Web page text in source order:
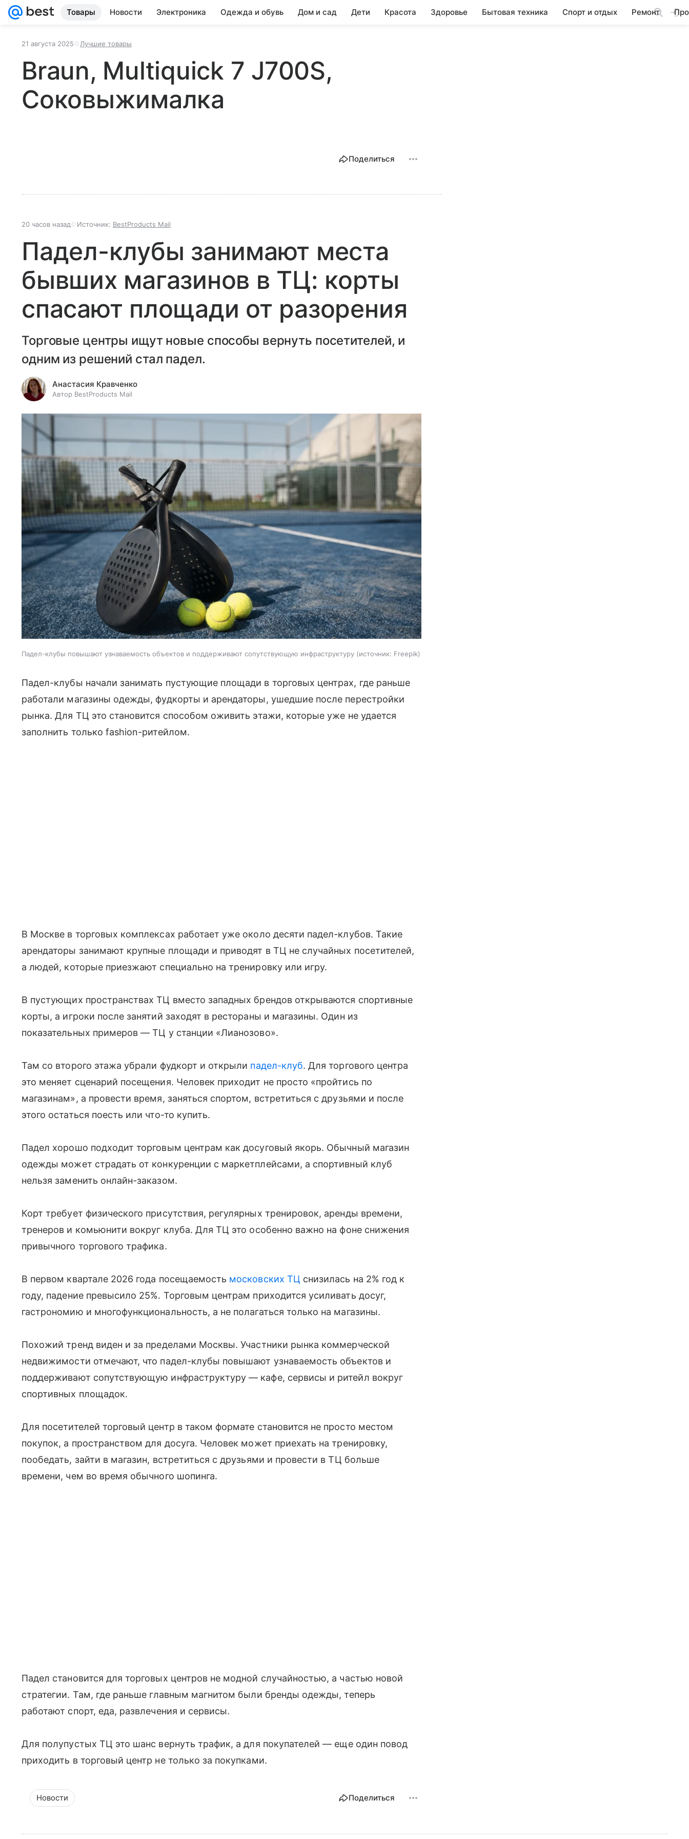
Товары Новости Электроника Одежда и обувь Дом и сад Дети Красота Здоровье Бытовая техника Спорт и отдых Ремонт
21 августа 2025 Лучшие товары
Braun, Multiquick 7 J700S,
Соковыжималка
Поделиться
20 часов назад Источник: BestProducts Mail
Падел-клубы занимают места
бывших магазинов в ТЦ: корты
спасают площади от разорения
Торговые центры ищут новые способы вернуть посетителей, и
одним из решений стал падел.
Анастасия Кравченко
Автор BestProducts Mail
Падел-клубы повышают узнаваемость объектов и поддерживают сопутствующую инфраструктуру источник: Freepik
Падел-клубы начали занимать пустующие площади в торговых центрах, где раньше
работали магазины одежды, фудкорты и арендаторы, ушедшие после перестройки
рынка. Для ТЦ это становится способом оживить этажи, которые уже не удается
заполнить только fashion-ритейлом.
В Москве в торговых комплексах работает уже около десяти падел-клубов. Такие
арендаторы занимают крупные площади и приводят в ТЦ не случайных посетителей,
а людей, которые приезжают специально на тренировку или игру.
В пустующих пространствах ТЦ вместо западных брендов открываются спортивные
корты, а игроки после занятий заходят в рестораны и магазины. Один из
показательных примеров — ТЦ у станции «Лианозово».
Там со второго этажа убрали фудкорт и открыли падел-клуб. Для торгового центра
это меняет сценарий посещения. Человек приходит не просто «пройтись по
магазинам», а провести время, заняться спортом, встретиться с друзьями и после
этого остаться поесть или что-то купить.
Падел хорошо подходит торговым центрам как досуговый якорь. Обычный магазин
одежды может страдать от конкуренции с маркетплейсами, а спортивный клуб
нельзя заменить онлайн-заказом.
Корт требует физического присутствия, регулярных тренировок, аренды времени,
тренеров и комьюнити вокруг клуба. Для ТЦ это особенно важно на фоне снижения
привычного торгового трафика.
В первом квартале 2026 года посещаемость московских ТЦ снизилась на 2% год к
году, падение превысило 25%. Торговым центрам приходится усиливать досуг,
гастрономию и многофункциональность, а не полагаться только на магазины.
Похожий тренд виден и за пределами Москвы. Участники рынка коммерческой
недвижимости отмечают, что падел-клубы повышают узнаваемость объектов и
поддерживают сопутствующую инфраструктуру — кафе, сервисы и ритейл вокруг
спортивных площадок.
Для посетителей торговый центр в таком формате становится не просто местом
покупок, а пространством для досуга. Человек может приехать на тренировку,
пообедать, зайти в магазин, встретиться с друзьями и провести в ТЦ больше
времени, чем во время обычного шопинга.
Падел становится для торговых центров не модной случайностью, а частью новой
стратегии. Там, где раньше главным магнитом были бренды одежды, теперь
работают спорт, еда, развлечения и сервисы.
Для полупустых ТЦ это шанс вернуть трафик, а для покупателей — еще один повод
приходить в торговый центр не только за покупками.
Новости Поделиться